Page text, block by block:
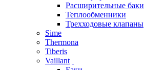
Расширительные баки
Теплообменники
Трехходовые клапаны
Sime
Thermona
Tiberis
Vaillant